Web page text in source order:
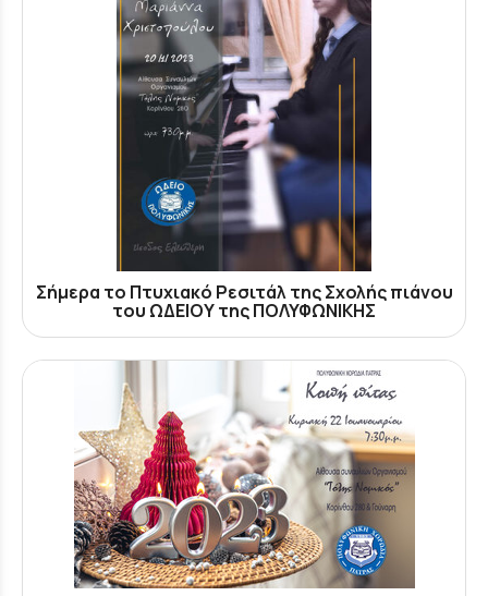
Σήμερα το Πτυχιακό Ρεσιτάλ της Σχολής πιάνου
του ΩΔΕΙΟΥ της ΠΟΛΥΦΩΝΙΚΗΣ